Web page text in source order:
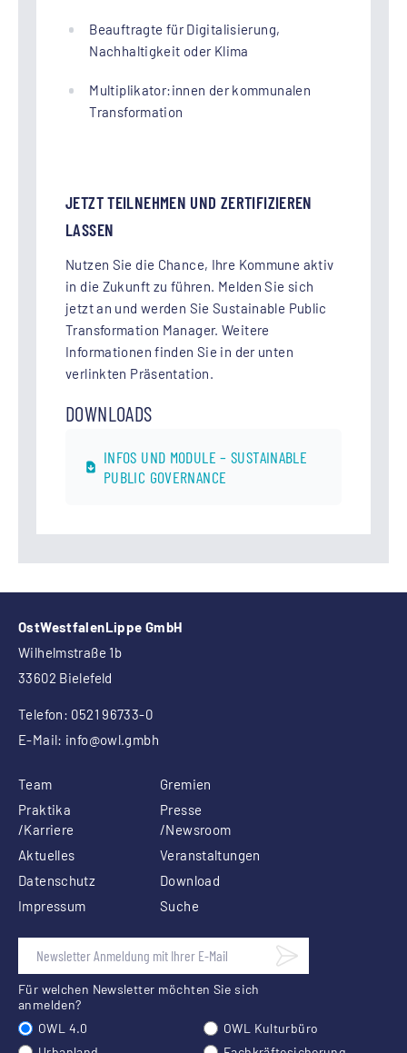
Beauftragte für Digitalisierung,
Nachhaltigkeit oder Klima
Multiplikator:innen der kommunalen
Transformation
JETZT TEILNEHMEN UND ZERTIFIZIEREN
LASSEN
Nutzen Sie die Chance, Ihre Kommune aktiv
in die Zukunft zu führen. Melden Sie sich
jetzt an und werden Sie Sustainable Public
Transformation Manager. Weitere
Informationen finden Sie in der unten
verlinkten Präsentation.
DOWNLOADS
INFOS UND MODULE – SUSTAINABLE
PUBLIC GOVERNANCE
OstWestfalenLippe GmbH
Wilhelmstraße 1b
33602 Bielefeld
Telefon: 0521 96733-0
E-Mail: info@owl.gmbh
Team
Gremien
Praktika
/Karriere
Presse
/Newsroom
Aktuelles
Veranstaltungen
Datenschutz
Download
Impressum
Suche
Für welchen Newsletter möchten Sie sich
anmelden?
OWL 4.0
OWL Kulturbüro